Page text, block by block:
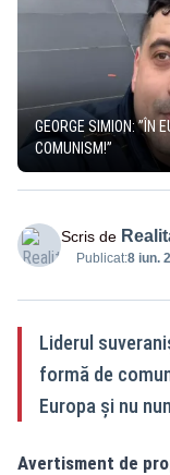
GEORGE SIMION: ”ÎN
COMUNISM!”
Scris de
Publicat:8 iun.
Liderul
formă de
Europa și nu
Avertisment de